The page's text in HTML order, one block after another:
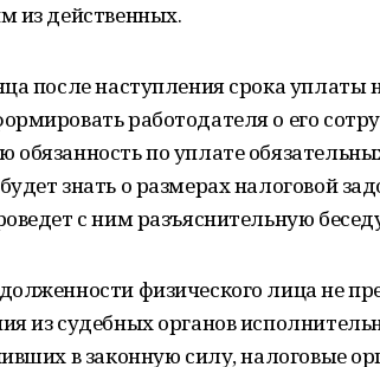
из действенных.
после наступления срока уплаты
работодателя о его
обязанность по уплате
знать о размерах налоговой
с ним разъяснительную
физического лица не
из судебных органов
в законную силу, налоговые